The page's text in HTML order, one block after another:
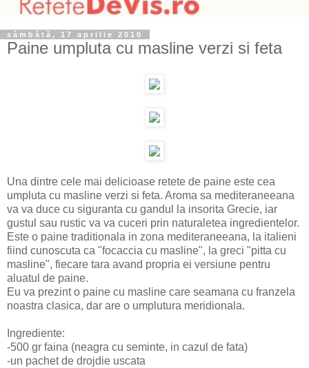
sâmbătă, 17 aprilie 2010
Paine umpluta cu masline verzi si feta
Una dintre cele mai delicioase retete de paine este cea
umpluta cu masline verzi si feta. Aroma sa mediteraneeana
va va duce cu siguranta cu gandul la insorita Grecie, iar
gustul sau rustic va va cuceri prin naturaletea ingredientelor.
Este o paine traditionala in zona mediteraneeana, la italieni
fiind cunoscuta ca "focaccia cu masline", la greci "pitta cu
masline", fiecare tara avand propria ei versiune pentru
aluatul de paine.
Eu va prezint o paine cu masline care seamana cu franzela
noastra clasica, dar are o umplutura meridionala.
Ingrediente:
-500 gr faina (neagra cu seminte, in cazul de fata)
-un pachet de drojdie uscata